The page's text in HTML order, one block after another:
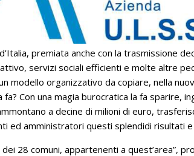
premiata anche con la trasmissione
servizi sociali efficienti e molte altre
modello organizzativo da copiare, nella
fa? Con una magia burocratica la fa sparire,
a decine di milioni di euro,
ed amministratori questi splendidi risultati e
dei 28 comuni, appartenenti a quest’area”,